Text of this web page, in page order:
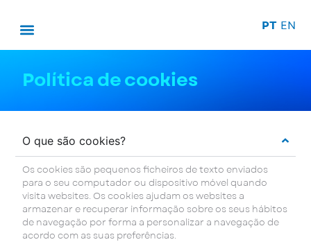
PT EN
Política de cookies
O que são cookies?
Os cookies são pequenos ficheiros de texto enviados
para o seu computador ou dispositivo móvel quando
visita websites. Os cookies ajudam os websites a
armazenar e recuperar informação sobre os seus hábitos
de navegação por forma a personalizar a navegação de
acordo com as suas preferências.